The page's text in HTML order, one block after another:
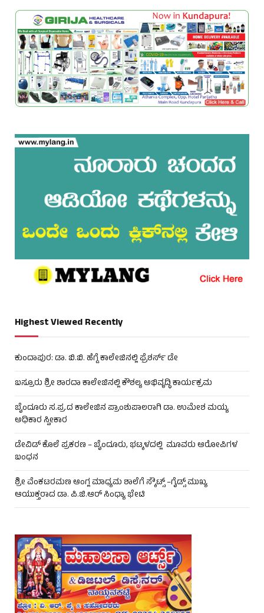
Highest Viewed Recently
ಕುಂದಾಪುರ: ಡಾ. ಬಿ.ಬಿ. ಹೆಗ್ಡೆ ಕಾಲೇಜಿನಲ್ಲಿ ಫ್ರೆಶರ್ಸ್ ಡೇ
ಬಸ್ರೂರು ಶ್ರೀ ಶಾರದಾ ಕಾಲೇಜಿನಲ್ಲಿ ಕೌಶಲ್ಯ ಅಭಿವೃದ್ಧಿ ಕಾರ್ಯಕ್ರಮ
ಬೈಂದೂರು ಸ.ಪ್ರ.ದ ಕಾಲೇಜಿನ ಪ್ರಾಂಶುಪಾಲರಾಗಿ ಡಾ. ಉಮೇಶ ಮಯ್ಯ
ಅಧಿಕಾರ ಸ್ವೀಕಾರ
ಡೇವಿಡ್ ಕೊಲೆ ಪ್ರಕರಣ – ಬೈಂದೂರು, ಭಟ್ಕಳದಲ್ಲಿ ಮೂವರು ಆರೋಪಿಗಳ
ಬಂಧನ
ಶ್ರೀ ವೆಂಕಟರಮಣ ಆಂಗ್ಲ ಮಾಧ್ಯಮ ಶಾಲೆಗೆ ಸ್ಕೌಟ್ಸ್ –ಗೈಡ್ಸ್ ಮುಖ್ಯ
ಆಯುಕ್ತರಾದ ಡಾ. ಪಿ.ಜಿ.ಆರ್ ಸಿಂಧ್ಯಾ ಭೇಟಿ